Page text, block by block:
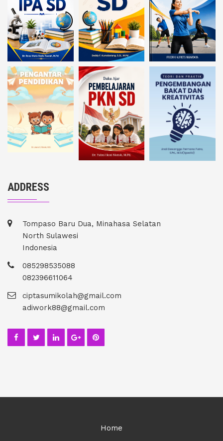
ADDRESS
Tompaso Baru Dua, Minahasa Selatan
North Sulawesi
Indonesia
085298535088
082396611064
ciptasumikolah@gmail.com
adiwork88@gmail.com
Home